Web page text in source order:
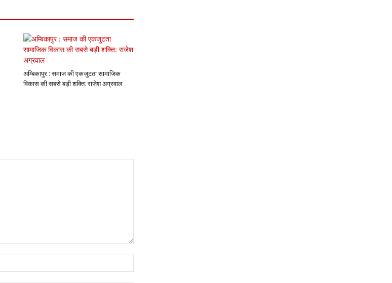
अम्बिकापुर : समाज की एकजुटता सामाजिक
विकास की सबसे बड़ी शक्ति: राजेश अग्रवाल